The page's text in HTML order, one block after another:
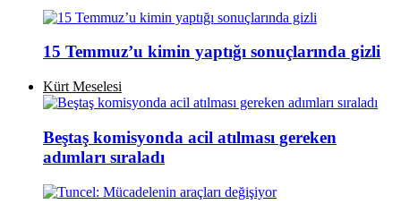
15 Temmuz’u kimin yaptığı sonuçlarında gizli
Kürt Meselesi
Beştaş komisyonda acil atılması gereken
adımları sıraladı